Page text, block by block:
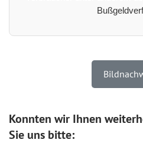
Konnten wir Ihnen
Sie uns bitte: